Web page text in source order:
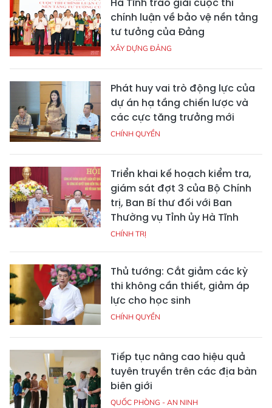
chính luận về bảo vệ nền tảng
tư tưởng của Đảng
XÂY DỰNG ĐẢNG
Phát huy vai trò động lực của
dự án hạ tầng chiến lược và
các cực tăng trưởng mới
CHÍNH QUYỀN
Triển khai kế hoạch kiểm tra,
giám sát đợt 3 của Bộ Chính
trị, Ban Bí thư đối với Ban
Thường vụ Tỉnh ủy Hà Tĩnh
CHÍNH TRỊ
Thủ tướng: Cắt giảm các kỳ
thi không cần thiết, giảm áp
lực cho học sinh
CHÍNH QUYỀN
Tiếp tục nâng cao hiệu quả
tuyên truyền trên các địa bàn
biên giới
QUỐC PHÒNG - AN NINH